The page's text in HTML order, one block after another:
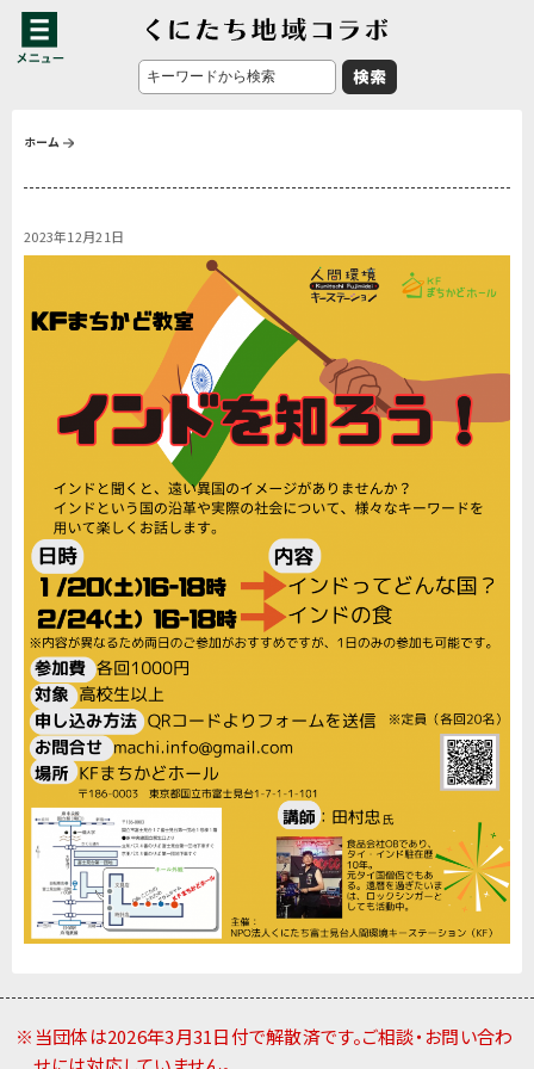
ホーム
2023年12月21日
※当団体は2026年3月31日付で解散済です。ご相談・お問い合わ